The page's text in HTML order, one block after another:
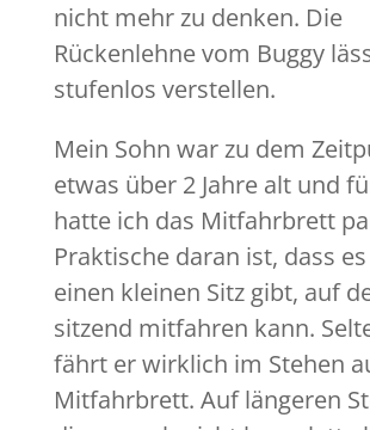
nicht mehr zu denken. Die
Rückenlehne vom Buggy
stufenlos verstellen.
Mein Sohn war zu dem
etwas über 2 Jahre alt und
hatte ich das Mitfahrbrett
Praktische daran ist, dass
einen kleinen Sitz gibt, auf
sitzend mitfahren kann.
fährt er wirklich im Stehen
Mitfahrbrett. Auf längeren